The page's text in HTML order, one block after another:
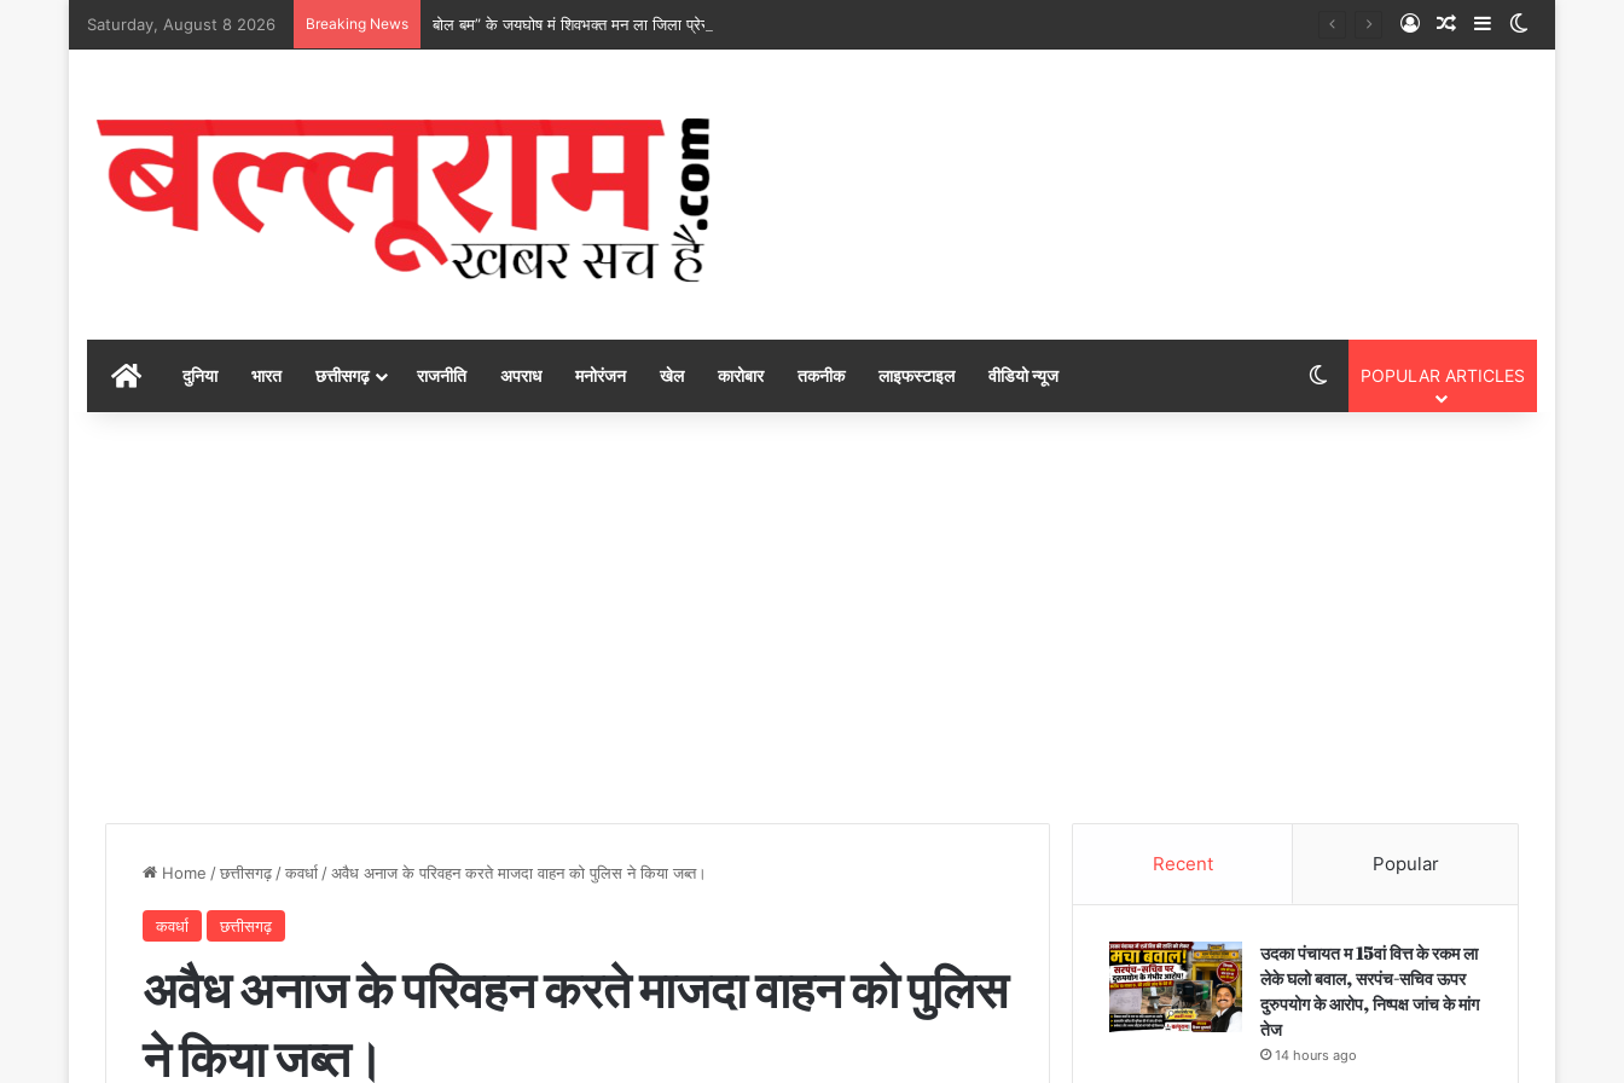
Saturday, August 8 2026 Breaking News बोल बम” के जयघोष मं शिवभक्त मन ला जिला प्रेस क्लब कवर्धा के सेवा, रेगाखार चौक मं स्वल्पाहार पाय के गदगद होइस पदयात्री Log InRandom Article
Sidebar
दुनिया भारत छत्तीसगढ़ राजनीति अपराध मनोरंजन खेल कारोबार तकनीक लाइफस्टाइल वीडियो न्यूज Switch skin
POPULAR ARTICLES
Home /छत्तीसगढ़ /कवर्धा /अवैध अनाज के परिवहन करते माजदा वाहन को पुलिस ने किया जब्त।
कवर्धा छत्तीसगढ़
अवैध अनाज के परिवहन करते माजदा वाहन को पुलिस
ने किया जब्त।
Recent Popular
उदका पंचायत म 15वां वित्त के रकम ला
लेके घलो बवाल, सरपंच-सचिव ऊपर
दुरुपयोग के आरोप, निष्पक्ष जांच के मांग
तेज
14 hours ago